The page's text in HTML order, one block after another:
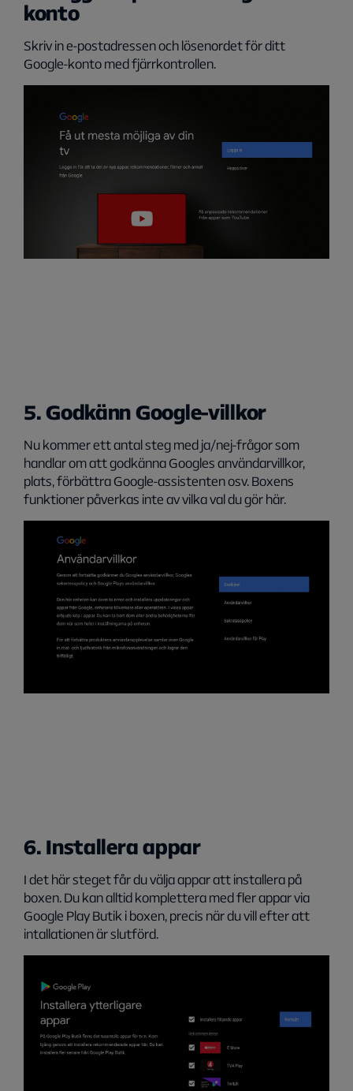
konto
Skriv in e-postadressen och lösenordet för ditt
Google-konto med fjärrkontrollen.
5. Godkänn Google-villkor
Nu kommer ett antal steg med ja/nej-frågor som
handlar om att godkänna Googles användarvillkor,
plats, förbättra Google-assistenten osv. Boxens
funktioner påverkas inte av vilka val du gör här.
6. Installera appar
I det här steget får du välja appar att installera på
boxen. Du kan alltid komplettera med fler appar via
Google Play Butik i boxen, precis när du vill efter att
intallationen är slutförd.